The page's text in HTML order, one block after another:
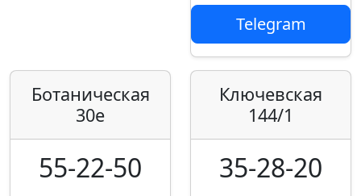
Telegram
Ботаническая
30е
55-22-50
Ключевская
144/1
35-28-20